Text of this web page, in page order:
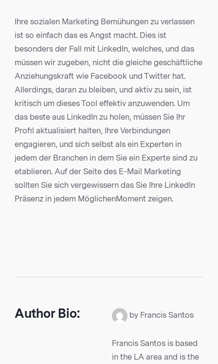
Ihre sozialen Marketing Bemühungen zu verlassen
ist so einfach das es Angst macht. Dies ist
besonders der Fall mit LinkedIn, welches, und das
müssen wir zugeben, nicht die gleiche geschäftliche
Anziehungskraft wie Facebook und Twitter hat.
Allerdings, daran zu bleiben, und aktiv zu sein, ist
kritisch um dieses Tool effektiv anzuwenden. Um
das beste aus LinkedIn zu holen, müssen Sie Ihr
Profil aktualisiert halten, Ihre Verbindungen
engagieren, und sich selbst als ein Experten in
jedem der Branchen in dem Sie ein Experte sind zu
etablieren. Auf der Seite des E-Mail Marketing
sollten Sie sich vergewissern das Sie Ihre LinkedIn
Präsenz in jedem MöglichenMoment zeigen.
Author Bio: by Francis Santos
Francis Santos is based
in the LA area and is the